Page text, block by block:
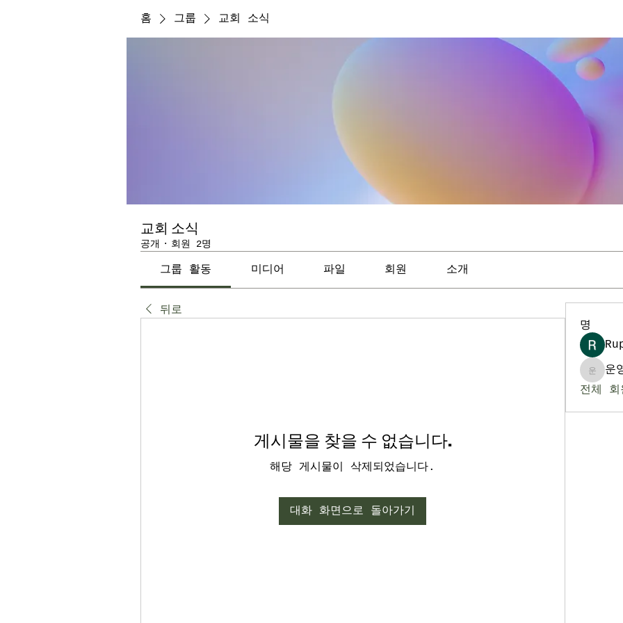
홈 그룹 교회 소식
교회 소식
공개 · 회원 2명
그룹 활동 미디어 파일 회원 소개
뒤로
게시물을 찾을 수 없습니다.
해당 게시물이 삭제되었습니다.
대화 화면으로 돌아가기
명
운영자
운
전체